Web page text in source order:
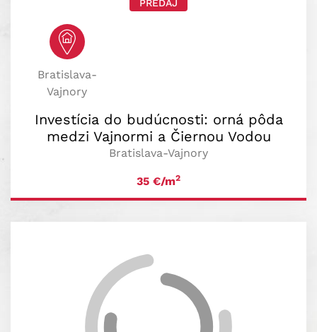
PREDAJ
Bratislava-
Vajnory
Investícia do budúcnosti: orná pôda
medzi Vajnormi a Čiernou Vodou
Bratislava-Vajnory
35 €/m2